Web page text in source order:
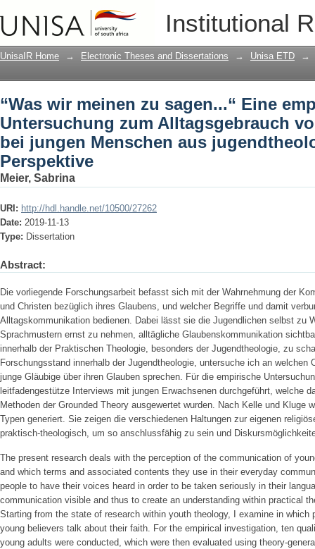
Institutional
“Was wir meinen zu sagen...“ Eine
von Glaubenssprache bei jungen
UnisaIR Home → Electronic Theses and Dissertations → Unisa ETD →
“Was wir meinen zu sagen...“ Eine
Untersuchung zum Alltagsgebrauch
bei jungen Menschen aus
Perspektive
Meier, Sabrina
URI: http://hdl.handle.net/10500/27262
Date: 2019-11-13
Type: Dissertation
Abstract:
Die vorliegende Forschungsarbeit befasst sich mit der Wahrnehmung der
und Christen bezüglich ihres Glaubens, und welcher Begriffe und damit
Alltagskommunikation bedienen. Dabei lässt sie die Jugendlichen selbst zu
Sprachmustern ernst zu nehmen, alltägliche Glaubenskommunikation
innerhalb der Praktischen Theologie, besonders der Jugendtheologie, zu
Forschungsstand innerhalb der Jugendtheologie, untersuche ich an welchen
junge Gläubige über ihren Glauben sprechen. Für die empirische
leitfadengestütze Interviews mit jungen Erwachsenen durchgeführt, welche
Methoden der Grounded Theory ausgewertet wurden. Nach Kelle und Kluge
Typen generiert. Sie zeigen die verschiedenen Haltungen zur eigenen
praktisch-theologisch, um so anschlussfähig zu sein und
The present research deals with the perception of the communication of
and which terms and associated contents they use in their everyday
people to have their voices heard in order to be taken seriously in their
communication visible and thus to create an understanding within practical
Starting from the state of research within youth theology, I examine in which
young believers talk about their faith. For the empirical investigation, ten
young adults were conducted, which were then evaluated using theory-